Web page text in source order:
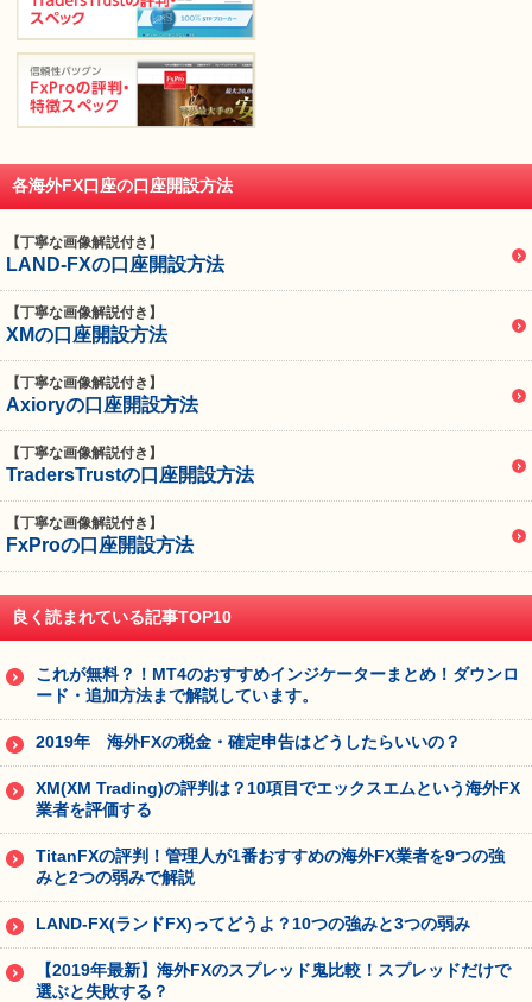
各海外FX口座の口座開設方法
【丁寧な画像解説付き】
LAND-FXの口座開設方法
【丁寧な画像解説付き】
XMの口座開設方法
【丁寧な画像解説付き】
Axioryの口座開設方法
【丁寧な画像解説付き】
TradersTrustの口座開設方法
【丁寧な画像解説付き】
FxProの口座開設方法
良く読まれている記事TOP10
これが無料？！MT4のおすすめインジケーターまとめ！ダウンロ
ード・追加方法まで解説しています。
2019年 海外FXの税金・確定申告はどうしたらいいの？
XM(XM Trading)の評判は？10項目でエックスエムという海外FX
業者を評価する
TitanFXの評判！管理人が1番おすすめの海外FX業者を9つの強
みと2つの弱みで解説
LAND-FX(ランドFX)ってどうよ？10つの強みと3つの弱み
【2019年最新】海外FXのスプレッド鬼比較！スプレッドだけで
選ぶと失敗する？